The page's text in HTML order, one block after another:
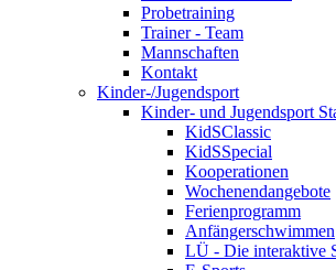
Probetraining
Trainer - Team
Mannschaften
Kontakt
Kinder-/Jugendsport
Kinder- und Jugendsport
KidSClassic
KidSSpecial
Kooperationen
Wochenendangebote
Ferienprogramm
Anfängerschwimmen
LÜ - Die interaktive